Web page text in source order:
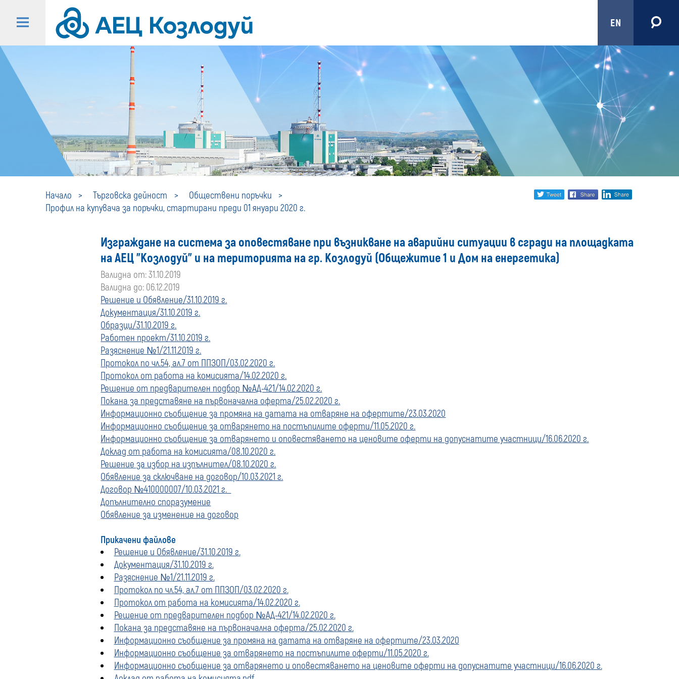
EN
Начало Търговска дейност
Обществени поръчки
Профил на купувача за поръчки, стартирани преди 01 януари 2020 г.
купувача
2020
г.
Share
twitter facebook
Изграждане на система за оповестяване при възникване на аварийни ситуации в сгради на площадката
на АЕЦ "Козлодуй" и на територията на гр. Козлодуй (Общежитие 1 и Дом на енергетика)
Валидна от: 31.10.2019
Валидна до: 06.12.2019
Решение и Обявление/31.10.2019 г.
Документация/31.10.2019 г.
Образци/31.10.2019 г.
Работен проект/31.10.2019 г.
Разяснение №1/21.11.2019 г.
Протокол по чл.54, ал.7 от ППЗОП/03.02.2020 г.
Протокол от работа на комисията/14.02.2020 г.
Решение от предварителен подбор №АД-421/14.02.2020 г.
Покана за представяне на първоначална оферта/25.02.2020 г.
Информационно съобщение за промяна на датата на отваряне на офертите/23.03.2020
Информационно съобщение за отварянето на постъпилите оферти/11.05.2020 г.
Информационно съобщение за отварянето и оповестяването на ценовите оферти на допуснатите участници/16.06.2020 г.
Доклад от работа на комисията/08.10.2020 г.
Решение за избор на изпълнител/08.10.2020 г.
Обявление за сключване на договор/10.03.2021 г.
Договор №410000007/10.03.2021 г.
Допълнително споразумение
Обявление за изменение на договор
Прикачени файлове
Решение и Обявление/31.10.2019 г.
Документация/31.10.2019 г.
Разяснение №1/21.11.2019 г.
Протокол по чл.54, ал.7 от ППЗОП/03.02.2020 г.
Протокол от работа на комисията/14.02.2020 г.
Решение от предварителен подбор №АД-421/14.02.2020 г.
Покана за представяне на първоначална оферта/25.02.2020 г.
Информационно съобщение за промяна на датата на отваряне на офертите/23.03.2020
Информационно съобщение за отварянето на постъпилите оферти/11.05.2020 г.
Информационно съобщение за отварянето и оповестяването на ценовите оферти на допуснатите участници/16.06.2020 г.